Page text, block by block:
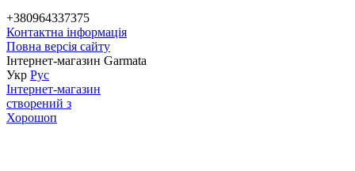
+380964337375
Контактна інформація
Повна версія сайту
Інтернет-магазин Garmata
Укр Рус
Інтернет-магазин
створений з
Хорошоп